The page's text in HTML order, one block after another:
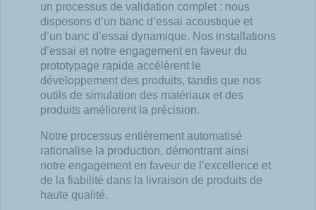
un processus de validation complet : nous
disposons d’un banc d’essai acoustique et
d’un banc d’essai dynamique. Nos installations
d’essai et notre engagement en faveur du
prototypage rapide accélèrent le
développement des produits, tandis que nos
outils de simulation des matériaux et des
produits améliorent la précision.
Notre processus entièrement automatisé
rationalise la production, démontrant ainsi
notre engagement en faveur de l’excellence et
de la fiabilité dans la livraison de produits de
haute qualité.